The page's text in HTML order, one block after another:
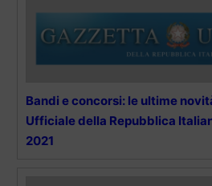
Bandi e concorsi: le ultime
Ufficiale della Repubblica
2021